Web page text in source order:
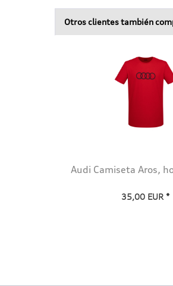
Otros clientes también
Audi Camiseta Aros,
35,00 EUR *